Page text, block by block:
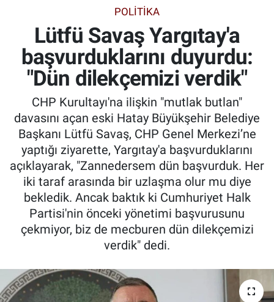
POLİTİKA
Lütfü Savaş Yargıtay'a
başvurduklarını duyurdu:
"Dün dilekçemizi verdik"
CHP Kurultayı'na ilişkin "mutlak butlan"
davasını açan eski Hatay Büyükşehir Belediye
Başkanı Lütfü Savaş, CHP Genel Merkezi’ne
yaptığı ziyarette, Yargıtay'a başvurduklarını
açıklayarak, "Zannedersem dün başvurduk. Her
iki taraf arasında bir uzlaşma olur mu diye
bekledik. Ancak baktık ki Cumhuriyet Halk
Partisi'nin önceki yönetimi başvurusunu
çekmiyor, biz de mecburen dün dilekçemizi
verdik" dedi.